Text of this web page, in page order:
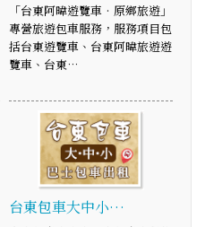
「台東阿暐遊覽車‧原鄉旅遊」
專營旅遊包車服務，服務項目包
括台東遊覽車、台東阿暐旅遊遊
覽車、台東…
台東包車大中小…